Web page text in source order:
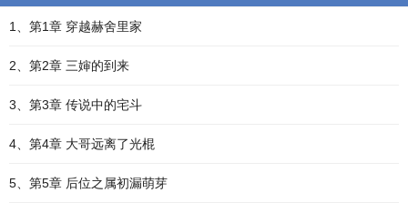
1、第1章 穿越赫舍里家
2、第2章 三婶的到来
3、第3章 传说中的宅斗
4、第4章 大哥远离了光棍
5、第5章 后位之属初漏萌芽